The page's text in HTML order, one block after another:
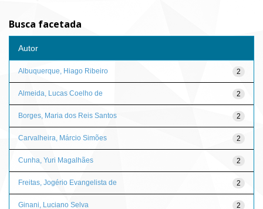
Busca facetada
Autor
2
Albuquerque, Hiago Ribeiro
2
Almeida, Lucas Coelho de
2
Borges, Maria dos Reis Santos
2
Carvalheira, Márcio Simões
2
Cunha, Yuri Magalhães
2
Freitas, Jogério Evangelista de
2
Ginani, Luciano Selva